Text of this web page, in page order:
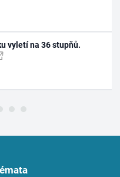
vyletí na 36 stupňů.